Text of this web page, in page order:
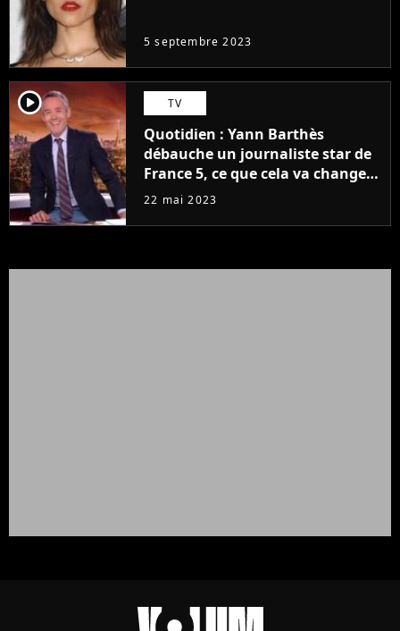
5 septembre 2023
player2 TV
Quotidien : Yann Barthès
débauche un journaliste star de
France 5, ce que cela va changer
à la rentrée
22 mai 2023